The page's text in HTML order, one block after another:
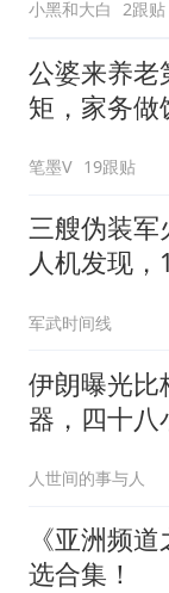
小黑和大白 2跟贴
公婆来养老
矩，家务做
寂静
笔墨V 19跟贴
三艘伪装军
人机发现，
遭重锤
军武时间线
伊朗曝光比
器，四十八
人世间的事与人
《亚洲频
选合集！